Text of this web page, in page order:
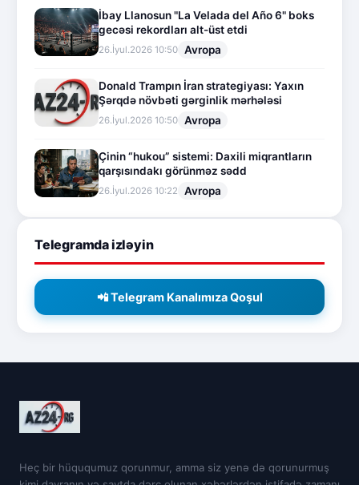
İbay Llanosun "La Velada del Año 6" boks
gecəsi rekordları alt-üst etdi
26.İyul.2026 10:50 Avropa
Donald Trampın İran strategiyası: Yaxın
Şərqdə növbəti gərginlik mərhələsi
26.İyul.2026 10:50 Avropa
Çinin “hukou” sistemi: Daxili miqrantların
qarşısındakı görünməz sədd
26.İyul.2026 10:22 Avropa
Telegramda izləyin
📲 Telegram Kanalımıza Qoşul
Heç bir hüququmuz qorunmur, amma siz yenə də qorunurmuş